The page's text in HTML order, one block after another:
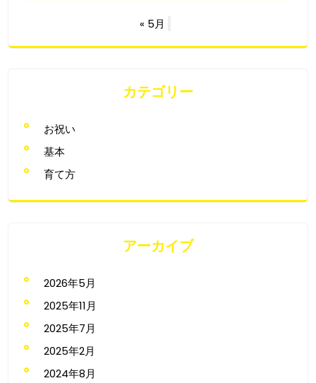
« 5月
カテゴリー
お祝い
基本
育て方
アーカイブ
2026年5月
2025年11月
2025年7月
2025年2月
2024年8月